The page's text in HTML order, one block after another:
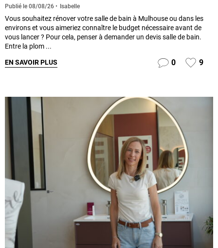
Publié le 08/08/26 Isabelle
Vous souhaitez rénover votre salle de bain à Mulhouse ou dans les
environs et vous aimeriez connaître le budget nécessaire avant de
vous lancer ? Pour cela, penser à demander un devis salle de bain.
Entre la plom ...
EN SAVOIR PLUS 0 9